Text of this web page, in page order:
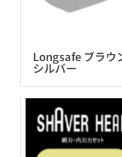
Longsafe ブラウ
シルバー